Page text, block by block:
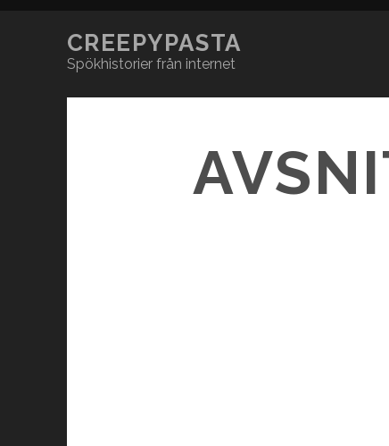
CREEPYPASTA
Spökhistorier från internet